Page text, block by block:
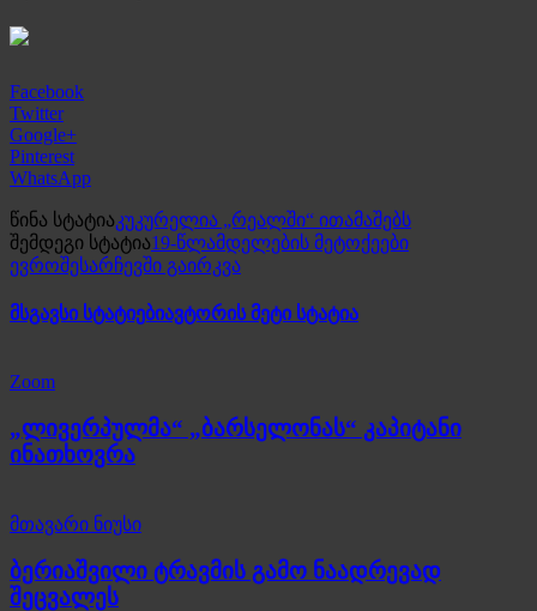
Facebook
Twitter
Google+
Pinterest
WhatsApp
წინა სტატიაკუკურელია „რეალში“ ითამაშებს
შემდეგი სტატია19-წლამდელების მეტოქეები
ევროშესარჩევში გაირკვა
მსგავსი სტატიებიავტორის მეტი სტატია
Zoom
„ლივერპულმა“ „ბარსელონას“ კაპიტანი
ინათხოვრა
მთავარი ნიუსი
ბერიაშვილი ტრავმის გამო ნაადრევად
შეცვალეს